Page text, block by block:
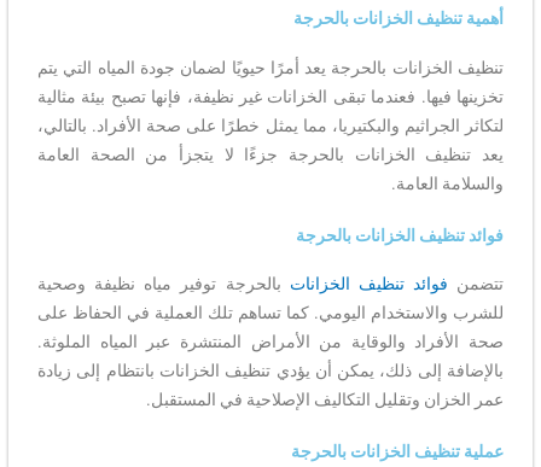
أهمية تنظيف الخزانات بالحرجة
تنظيف الخزانات بالحرجة يعد أمرًا حيويًا لضمان جودة المياه التي يتم
تخزينها فيها. فعندما تبقى الخزانات غير نظيفة، فإنها تصبح بيئة مثالية
لتكاثر الجراثيم والبكتيريا، مما يمثل خطرًا على صحة الأفراد. بالتالي،
يعد تنظيف الخزانات بالحرجة جزءًا لا يتجزأ من الصحة العامة
والسلامة العامة.
فوائد تنظيف الخزانات بالحرجة
تتضمن فوائد تنظيف الخزانات بالحرجة توفير مياه نظيفة وصحية
للشرب والاستخدام اليومي. كما تساهم تلك العملية في الحفاظ على
صحة الأفراد والوقاية من الأمراض المنتشرة عبر المياه الملوثة.
بالإضافة إلى ذلك، يمكن أن يؤدي تنظيف الخزانات بانتظام إلى زيادة
عمر الخزان وتقليل التكاليف الإصلاحية في المستقبل.
عملية تنظيف الخزانات بالحرجة